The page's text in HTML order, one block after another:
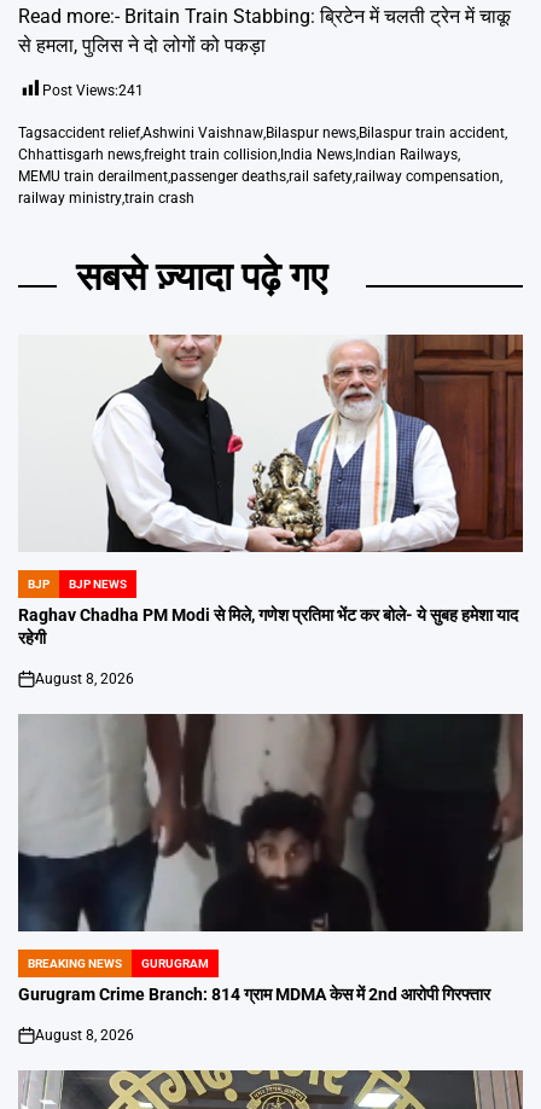
Read more:- Britain Train Stabbing: ब्रिटेन में चलती ट्रेन में चाकू
से हमला, पुलिस ने दो लोगों को पकड़ा
Post Views:241
Tagsaccident relief,Ashwini Vaishnaw Bilaspur news Bilaspur train accident
Chhattisgarh newsfreight train collision India News Indian Railways
MEMU train derailmentpassenger deathsrail safetyrailway compensation
railway ministrytrain crash
सबसे ज़्यादा पढ़े गए
POSTED
IN
BJP BJP NEWS
Raghav Chadha PM Modi से मिले, गणेश प्रतिमा भेंट कर बोले- ये सुबह हमेशा याद
रहेगी
on
August 8, 2026
POSTED
IN
BREAKING NEWS GURUGRAM
Gurugram Crime Branch: 814 ग्राम MDMA केस में 2nd आरोपी गिरफ्तार
on
August 8, 2026